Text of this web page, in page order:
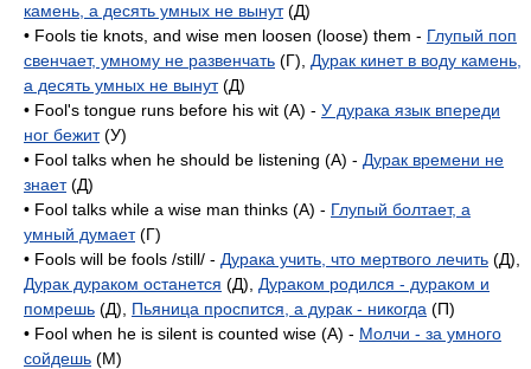
камень, а десять умных не вынут(Д)
• Fools tie knots, and wise men loosen (loose) them - Глупый поп
свенчает, умному не развенчать (Г), Дурак кинет в воду камень,
а десять умных не вынут(Д)
• Fool's tongue runs before his wit (A) - У дурака язык впереди
ног бежит(У)
• Fool talks when he should be listening (A) - Дурак времени не
знает(Д)
• Fool talks while a wise man thinks (A) - Глупый болтает, а
умный думает(Г)
• Fools will be fools /still/ - Дурака учить, что мертвого лечить (Д),
Дурак дураком останется (Д), Дураком родился - дураком и
помрешь (Д), Пьяница проспится, а дурак - никогда (П)
• Fool when he is silent is counted wise (A) - Молчи - за умного
сойдешь (M)